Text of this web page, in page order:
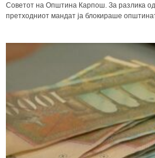
Советот на Општина Карпош. За разлика
претходниот мандат ја блокираше